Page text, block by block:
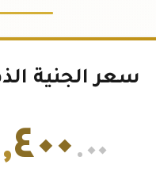
سعر الجنية
,٤٠٠ .٠٠